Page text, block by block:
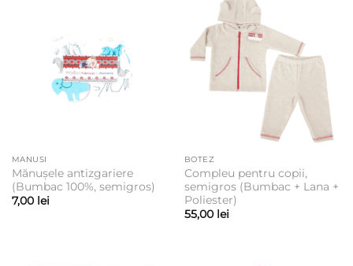
MANUSI
Mănușele antizgariere
(Bumbac 100%, semigros)
7,00 lei
BOTEZ
Compleu pentru copii,
semigros (Bumbac + Lana +
Poliester)
55,00 lei